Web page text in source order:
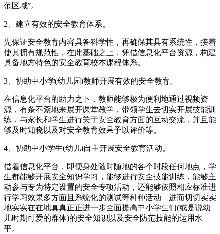
范区域”。
2、建立有效的安全教育体系。
先保证安全教育内容具备科学性，再确保其具有系统性，接着
使其拥有规范性，在此基础之上，凭借信息化平台资源，构建
具备地方特色的安全教育校本课程体系。
3、协助中小学(幼儿园)教师开展有效的安全教育。
在信息化平台的助力之下，教师能够极为便利地通过视频资
源，有条不紊地来展开课堂教学，带领学生去切实开展技能训
练，与家长和学生进行关于安全教育方面的互动交流，并且能
够及时知晓以及对安全教育效果予以评价等。
4、协助中小学生(幼儿)自主开展安全教育活动。
借着信息化平台，即便身处随时随地的各个时段任何地点，学
生都能够开展安全知识学习，能够进行安全技能训练，能够主
动参与专为特定设置的安全专项活动，还能够依照相应标准进
行学习效果多方面且系统化的测试等种种活动，进而切切实实
地实实在在地真真正正进一步全面提高中小学生们(或是说幼
儿时期可爱的群体)的安全知识以及安全防范技能的运用水
平。